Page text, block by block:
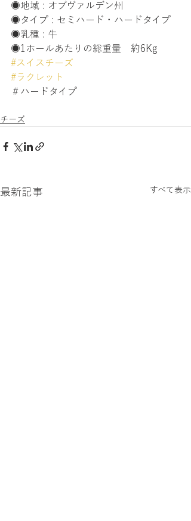
◉地域 : オブヴァルデン州
◉タイプ : セミハード・ハードタイプ
◉乳種 : 牛
◉1ホールあたりの総重量　約6Kg
#スイスチーズ
#ラクレット
＃ハードタイプ
チーズ
最新記事 すべて表示